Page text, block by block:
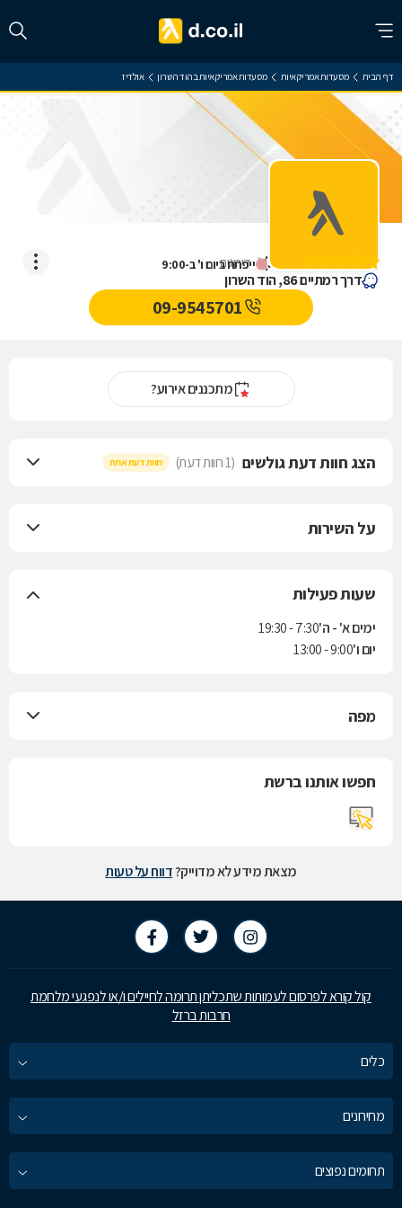
דף הבית מסעדות אמריקאיות מסעדות אמריקאיות בהוד השרון אולדיז
ייפתח ביום ו' ב-9:00
אולדיז
(
5
)
1דירוגים
דרך רמתיים 86, הוד השרון
09-9545701
מתכננים אירוע?
הצג חוות דעת גולשים (1 חוות דעת) חוות דעת אחת
על השירות
שעות פעילות
ימים א' - ה'7:30 - 19:30
יום ו'9:00 - 13:00
מפה
חפשו אותנו ברשת
מצאת מידע לא מדוייק?דווח על טעות
קול קורא לפרסום לעמותות שתכליתן תרומה לחיילים ו/או לנפגעי מלחמת
חרבות ברזל
כלים
מחירונים
תחומים נפוצים